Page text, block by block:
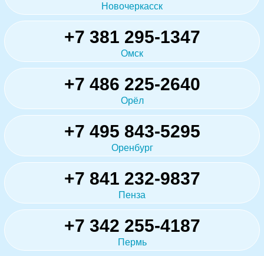
Новочеркасск
+7 381 295-1347
Омск
+7 486 225-2640
Орёл
+7 495 843-5295
Оренбург
+7 841 232-9837
Пенза
+7 342 255-4187
Пермь